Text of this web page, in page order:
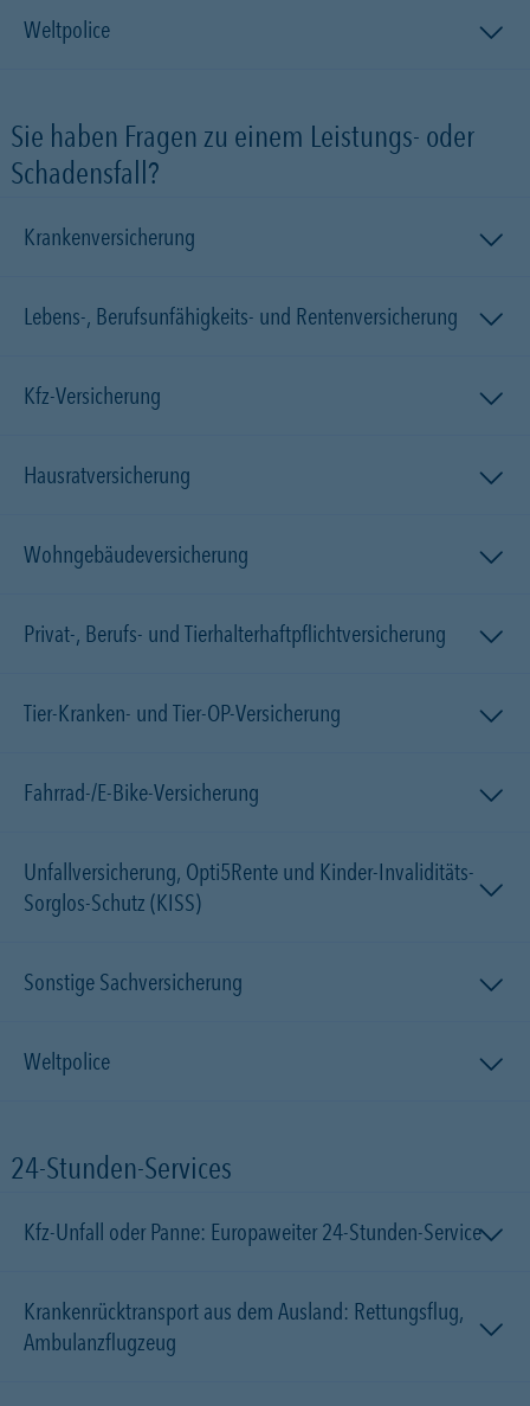
Weltpolice
Sie haben Fragen zu einem Leistungs- oder
Schadensfall?
Krankenversicherung
Lebens-, Berufsunfähigkeits- und Rentenversicherung
Kfz-Versicherung
Hausratversicherung
Wohngebäudeversicherung
Privat-, Berufs- und Tierhalterhaftpflichtversicherung
Tier-Kranken- und Tier-OP-Versicherung
Fahrrad-/E-Bike-Versicherung
Unfallversicherung, Opti5Rente und Kinder-Invaliditäts-
Sorglos-Schutz (KISS)
Sonstige Sachversicherung
Weltpolice
24-Stunden-Services
Kfz-Unfall oder Panne: Europaweiter 24-Stunden-Service
Krankenrücktransport aus dem Ausland: Rettungsflug,
Ambulanzflugzeug